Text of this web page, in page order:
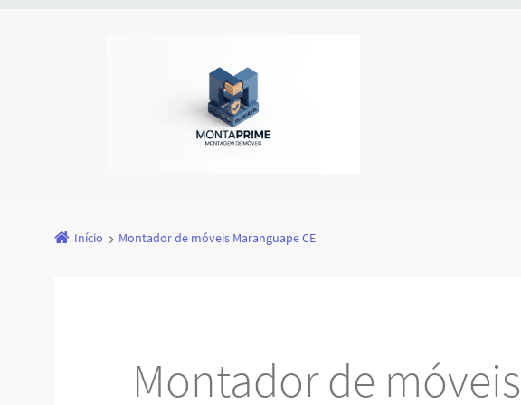
Início Montador de móveis Maranguape CE
Montador de móveis